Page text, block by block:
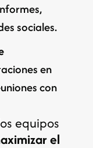
sociales.
en
con
equipos
el